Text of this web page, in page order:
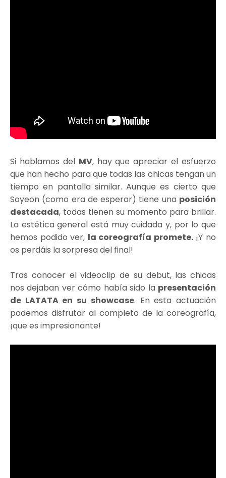
Si hablamos del MV, hay que apreciar el esfuerzo
que han hecho para que todas las chicas tengan un
tiempo en pantalla similar. Aunque es cierto que
Soyeon (como era de esperar) tiene una posición
destacada, todas tienen su momento para brillar.
La estética general está muy cuidada y, por lo que
hemos podido ver, la coreografía promete.¡Y no
os perdáis la sorpresa del final!
Tras conocer el videoclip de su debut, las chicas
nos dejaban ver cómo había sido la presentación
de LATATA en su showcase. En esta actuación
podemos disfrutar al completo de la coreografía,
¡que es impresionante!